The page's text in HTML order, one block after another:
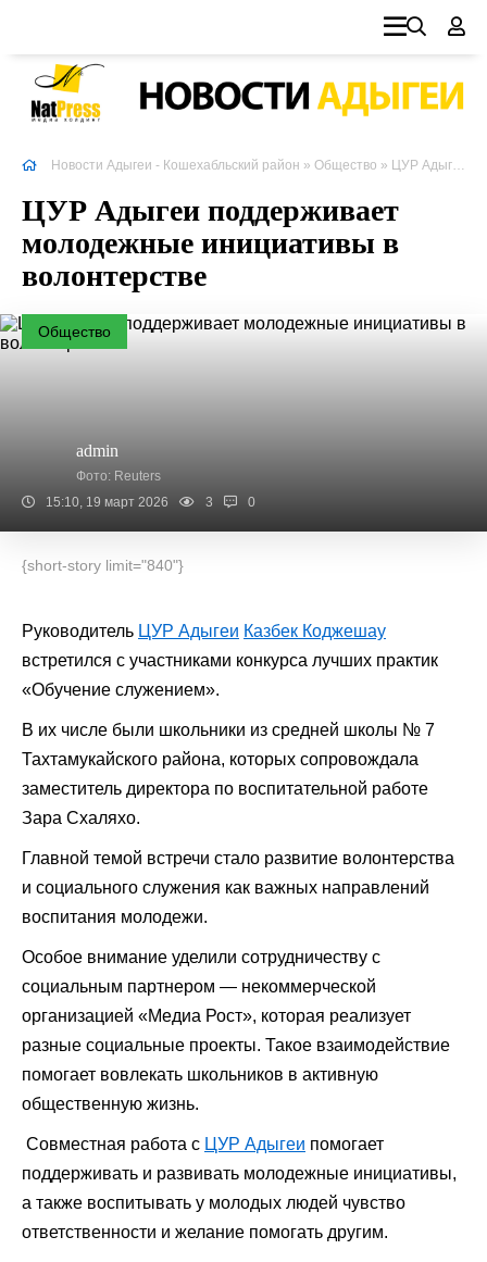
Новости Адыгеи - Кошехабльский район » Общество » ЦУР Адыгеи поддерживает молодежные инициативы в волонтерстве
ЦУР Адыгеи поддерживает
молодежные инициативы в
волонтерстве
Общество
admin
Фото: Reuters
15:10, 19 март 2026
3 0
{short-story limit="840"}
Руководитель ЦУР Адыгеи Казбек Коджешау
встретился с участниками конкурса лучших практик
«Обучение служением».
В их числе были школьники из средней школы № 7
Тахтамукайского района, которых сопровождала
заместитель директора по воспитательной работе
Зара Схаляхо.
Главной темой встречи стало развитие волонтерства
и социального служения как важных направлений
воспитания молодежи.
Особое внимание уделили сотрудничеству с
социальным партнером — некоммерческой
организацией «Медиа Рост», которая реализует
разные социальные проекты. Такое взаимодействие
помогает вовлекать школьников в активную
общественную жизнь.
Совместная работа с ЦУР Адыгеи помогает
поддерживать и развивать молодежные инициативы,
а также воспитывать у молодых людей чувство
ответственности и желание помогать другим.